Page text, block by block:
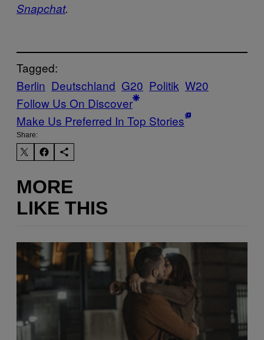
Snapchat.
Tagged:
Berlin Deutschland G20 Politik W20
Follow Us On Discover
Make Us Preferred In Top Stories
Share:
MORE
LIKE THIS